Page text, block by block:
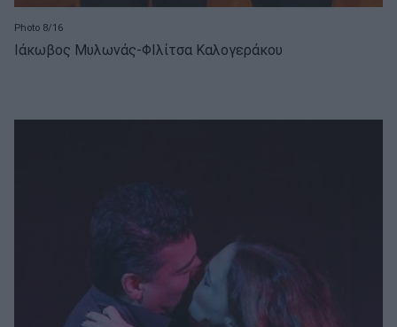
Photo 8/16
Ιάκωβος Μυλωνάς-ΦΙλίτσα Καλογεράκου